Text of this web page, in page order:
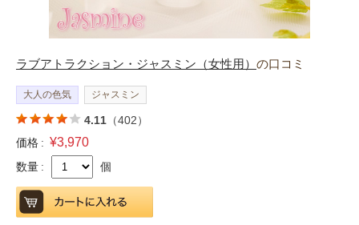
ラブアトラクション・ジャスミン（女性用） の口コミ
大人の色気 ジャスミン
4.11 （402）
価格 : ¥3,970
数量 : 個